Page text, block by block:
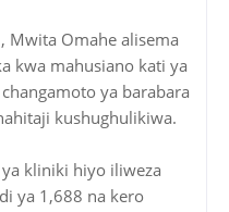
Mwita Omahe alisema
kwa mahusiano kati ya
ya barabara
kushughulikiwa.
kliniki hiyo iliweza
ya 1,688 na kero